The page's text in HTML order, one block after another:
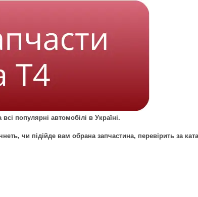
популярні автомобілі в Україні.
чи підійде вам обрана запчастина, перевірить за